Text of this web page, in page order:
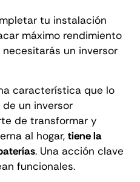
tu instalación
máximo rendimiento
un inversor
característica que lo
un inversor
de transformar y
al hogar, tiene la
. Una acción clave
funcionales.